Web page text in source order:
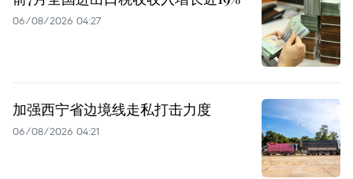
06/08/2026 04:27
加强西宁省边境线走私打击力度
06/08/2026 04:21